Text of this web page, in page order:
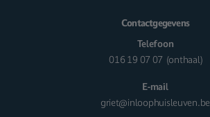
Contactgegevens
Telefoon
016 19 07 07 (onthaal)
E-mail
griet@inloophuisleuven.be